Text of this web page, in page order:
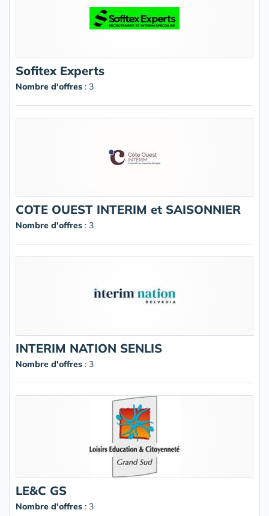
Sofitex Experts
Nombre d'offres : 3
COTE OUEST INTERIM et SAISONNIER
Nombre d'offres : 3
INTERIM NATION SENLIS
Nombre d'offres : 3
LE&C GS
Nombre d'offres : 3